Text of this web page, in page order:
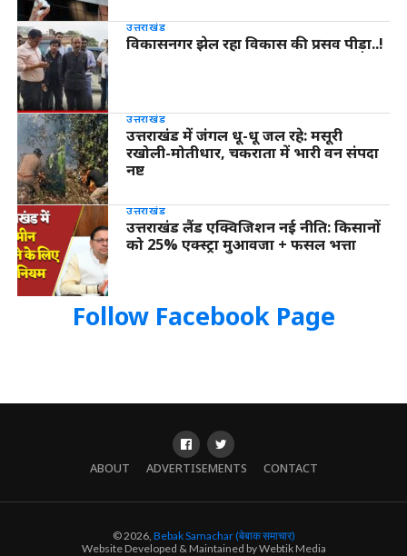
उत्तराखंड
विकासनगर झेल रहा विकास की प्रसव पीड़ा..!
उत्तराखंड
उत्तराखंड में जंगल धू-धू जल रहे: मसूरी
रखोली-मोतीधार, चकराता में भारी वन संपदा
नष्ट
उत्तराखंड
उत्तराखंड लैंड एक्विजिशन नई नीति: किसानों
को 25% एक्स्ट्रा मुआवजा + फसल भत्ता
Follow Facebook Page
ABOUT ADVERTISEMENTS CONTACT
© 2026, Bebak Samachar (बेबाक समाचार)
Website Developed & Maintained by Webtik Media